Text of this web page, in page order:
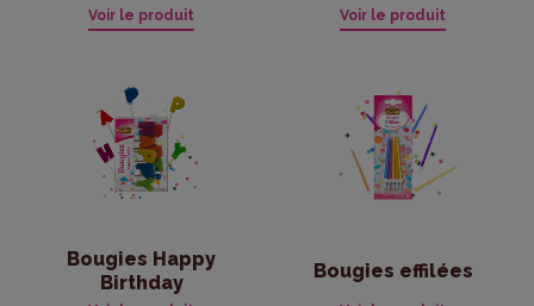
Voir le produit Voir le produit
Bougies Happy
Birthday
Bougies effilées